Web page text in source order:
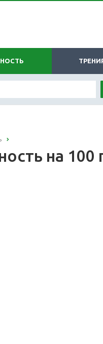
на 100